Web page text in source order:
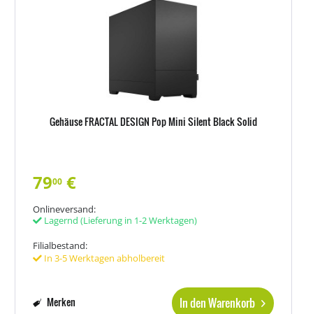
Gehäuse FRACTAL DESIGN Pop Mini Silent Black Solid
7900 €
Onlineversand:
Lagernd (Lieferung in 1-2 Werktagen)
Filialbestand:
In 3-5 Werktagen abholbereit
In den Warenkorb
Merken